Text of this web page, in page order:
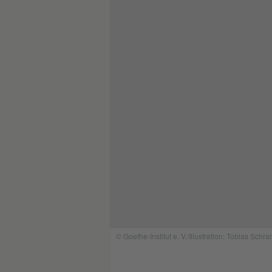
© Goethe-Institut e. V./Illustration: Tobias